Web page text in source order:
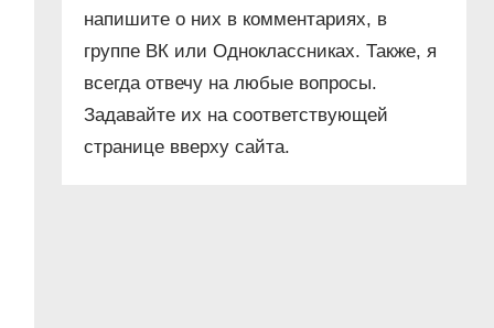
напишите о них в комментариях, в
группе ВК или Одноклассниках. Также, я
всегда отвечу на любые вопросы.
Задавайте их на соответствующей
странице вверху сайта.